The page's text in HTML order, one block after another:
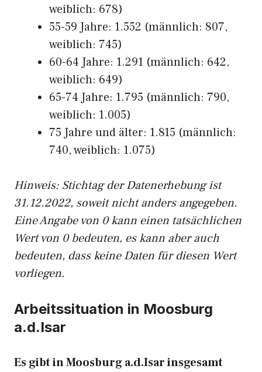
weiblich: 678)
55-59 Jahre: 1.552 (männlich: 807,
weiblich: 745)
60-64 Jahre: 1.291 (männlich: 642,
weiblich: 649)
65-74 Jahre: 1.795 (männlich: 790,
weiblich: 1.005)
75 Jahre und älter: 1.815 (männlich:
740, weiblich: 1.075)
Hinweis: Stichtag der Datenerhebung ist
31.12.2022, soweit nicht anders angegeben.
Eine Angabe von 0 kann einen tatsächlichen
Wert von 0 bedeuten, es kann aber auch
bedeuten, dass keine Daten für diesen Wert
vorliegen.
Arbeitssituation in Moosburg
a.d.Isar
Es gibt in Moosburg a.d.Isar insgesamt